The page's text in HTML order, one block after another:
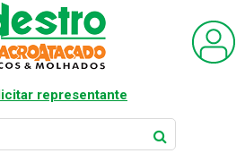
representante